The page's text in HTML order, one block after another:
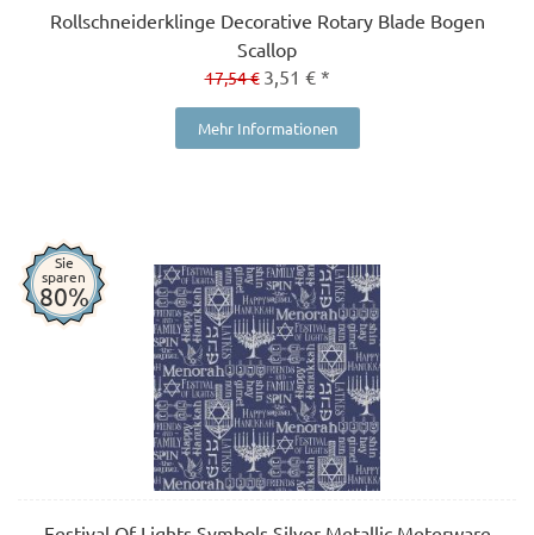
Rollschneiderklinge Decorative Rotary Blade Bogen
Scallop
17,54 € 3,51 € *
Mehr Informationen
Sie
sparen
80%